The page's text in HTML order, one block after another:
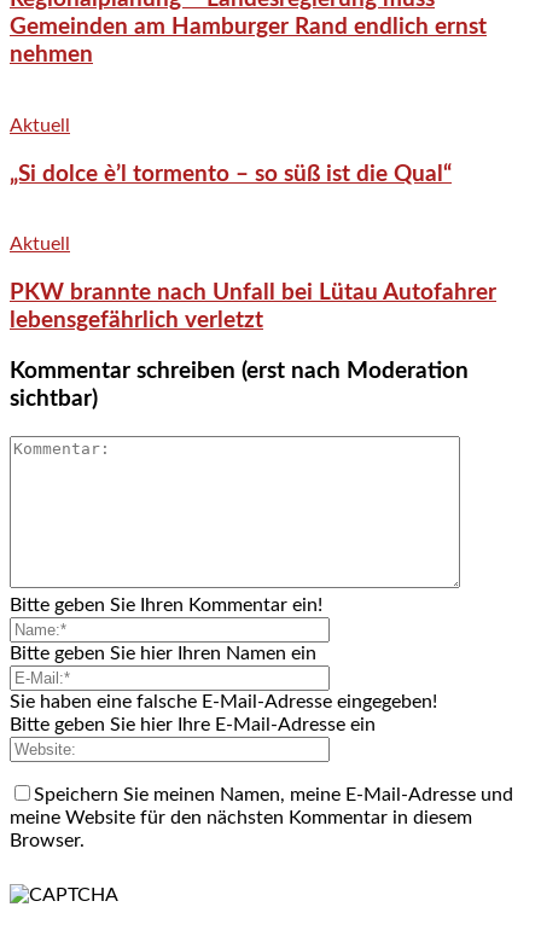
Gemeinden am Hamburger Rand endlich ernst
nehmen
Aktuell
„Si dolce è’l tormento – so süß ist die Qual“
Aktuell
PKW brannte nach Unfall bei Lütau Autofahrer
lebensgefährlich verletzt
Kommentar schreiben (erst nach Moderation
sichtbar)
Bitte geben Sie Ihren Kommentar ein!
Bitte geben Sie hier Ihren Namen ein
Sie haben eine falsche E-Mail-Adresse eingegeben!
Bitte geben Sie hier Ihre E-Mail-Adresse ein
Speichern Sie meinen Namen, meine E-Mail-Adresse und
meine Website für den nächsten Kommentar in diesem
Browser.